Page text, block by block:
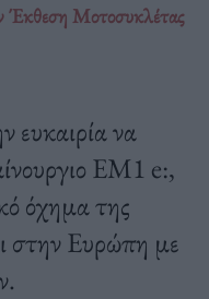
Μοτοσυκλέτας
ευκαιρία να
EM1 e:,
όχημα της
στην Ευρώπη με